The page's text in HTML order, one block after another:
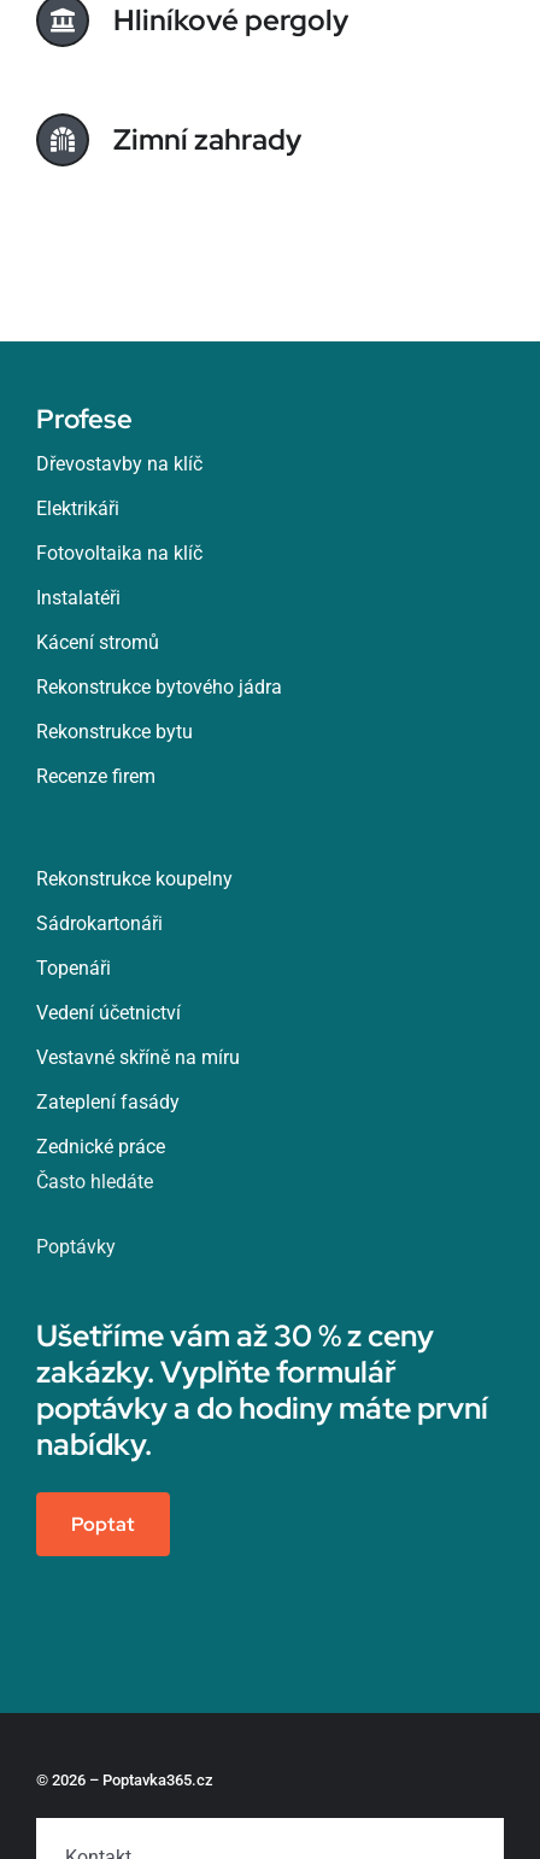
Hliníkové pergoly
Zimní zahrady
Profese
Dřevostavby na klíč
Elektrikáři
Fotovoltaika na klíč
Instalatéři
Kácení stromů
Rekonstrukce bytového jádra
Rekonstrukce bytu
Recenze firem
Rekonstrukce koupelny
Sádrokartonáři
Topenáři
Vedení účetnictví
Vestavné skříně na míru
Zateplení fasády
Zednické práce
Často hledáte
Poptávky
Ušetříme vám až 30 % z ceny
zakázky. Vyplňte formulář
poptávky a do hodiny máte první
nabídky.
Poptat
© 2026 – Poptavka365.cz